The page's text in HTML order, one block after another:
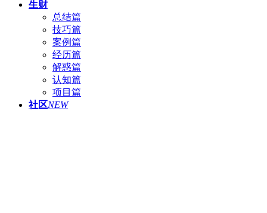
生财
总结篇
技巧篇
案例篇
经历篇
解惑篇
认知篇
项目篇
社区NEW